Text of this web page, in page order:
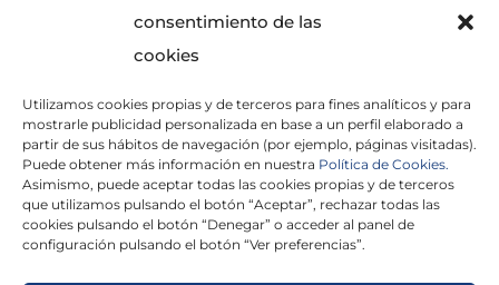
consentimiento de las
cookies
Utilizamos cookies propias y de terceros para fines analíticos y para
mostrarle publicidad personalizada en base a un perfil elaborado a
partir de sus hábitos de navegación (por ejemplo, páginas visitadas).
Puede obtener más información en nuestra Política de Cookies.
Asimismo, puede aceptar todas las cookies propias y de terceros
que utilizamos pulsando el botón “Aceptar”, rechazar todas las
cookies pulsando el botón “Denegar” o acceder al panel de
configuración pulsando el botón “Ver preferencias”.
He leído y acepto laPolítica de Privacidad
×